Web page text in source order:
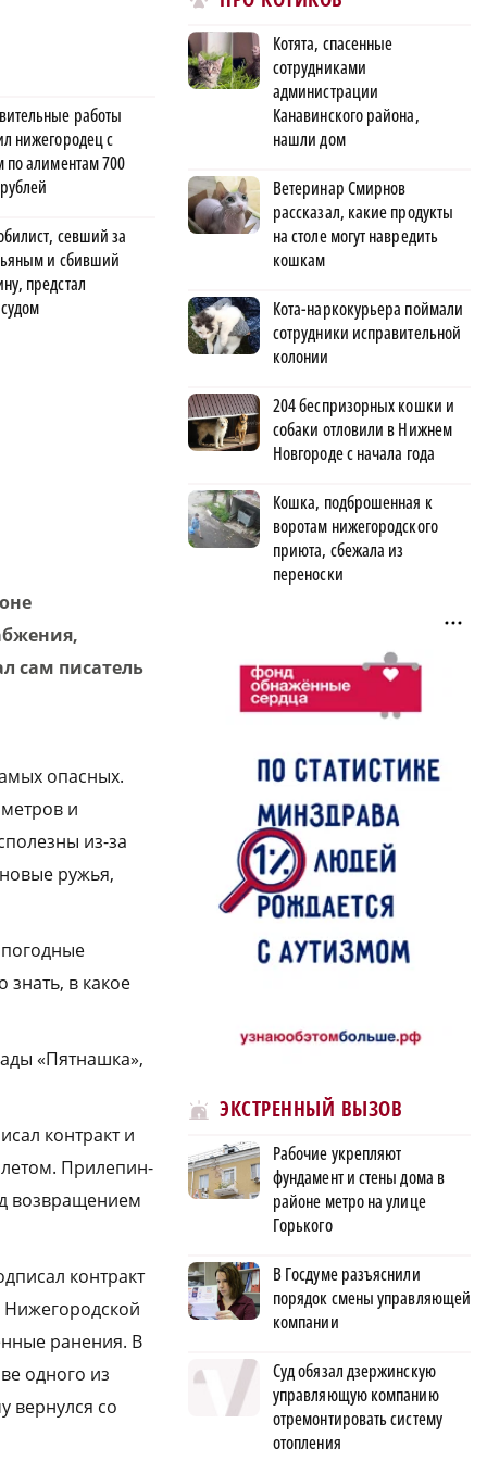
работы
нижегородец с
по алиментам 700
севший за
и сбивший
предстал
сам писатель
опасных.
и
из-за
ружья,
в какое
«Пятнашка»,
контракт и
летом. Прилепин-
возвращением
контракт
Нижегородской
ранения. В
одного из
вернулся со
Котята, спасенные
сотрудниками
администрации
Канавинского района,
нашли дом
Ветеринар Смирнов
рассказал, какие продукты
на столе могут навредить
кошкам
Кота-наркокурьера поймали
сотрудники исправительной
колонии
204 беспризорных кошки и
собаки отловили в Нижнем
Новгороде с начала года
Кошка, подброшенная к
воротам нижегородского
приюта, сбежала из
переноски
ЭКСТРЕННЫЙ ВЫЗОВ
Рабочие укрепляют
фундамент и стены дома в
районе метро на улице
Горького
В Госдуме разъяснили
порядок смены управляющей
компании
Суд обязал дзержинскую
управляющую компанию
отремонтировать систему
отопления